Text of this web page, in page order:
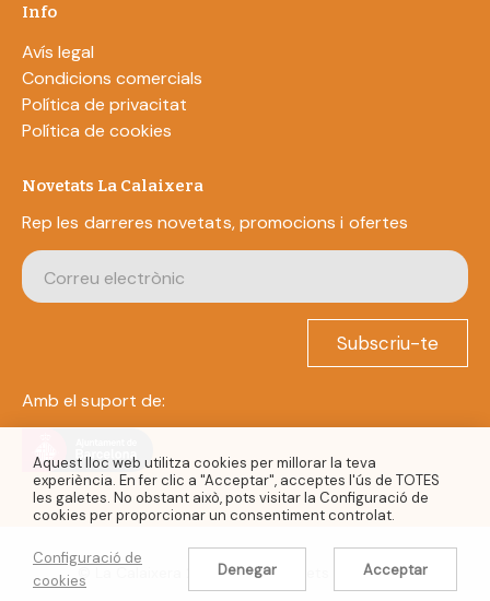
Info
Avís legal
Condicions comercials
Política de privacitat
Política de cookies
Novetats La Calaixera
Rep les darreres novetats, promocions i ofertes
Subscriu-te
Amb el suport de:
© La Calaixera 2022. Tots els drets reservats.
Aquest lloc web utilitza cookies per millorar la teva
experiència. En fer clic a "Acceptar", acceptes l'ús de TOTES
les galetes. No obstant això, pots visitar la Configuració de
cookies per proporcionar un consentiment controlat.
Configuració de
cookies
Denegar Acceptar